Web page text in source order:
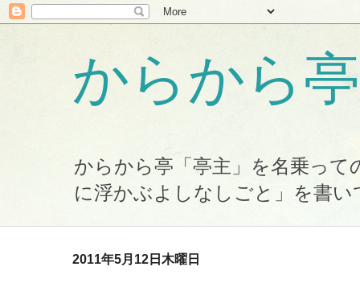
からから
からから亭「亭主」を名乗っ
に浮かぶよしなしごと」を書い
2011年5月12日木曜日